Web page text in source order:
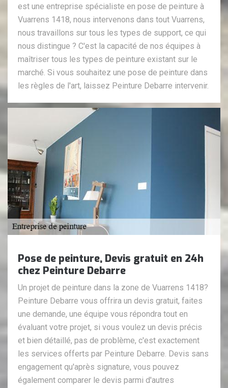
est une entreprise spécialiste en pose de peinture à
Vuarrens 1418, nous intervenons dans tout Vuarrens,
nous travaillons sur tous les types de support, ce qui
nous distingue ? C'est la capacité de nos équipes à
maîtriser tous les types de peinture existant sur le
marché. Si vous souhaitez une pose de peinture dans
les règles de l'art, laissez Peinture Debarre intervenir.
Pose de peinture, Devis gratuit en 24h
chez Peinture Debarre
Un projet de peinture dans la zone de Vuarrens 1418?
Peinture Debarre vous offrira un devis gratuit, faites
une demande, une équipe vous répondra tout en
évaluant votre projet, si vous voulez un devis précis
et bien détaillé, pas de problème, c'est exactement
les services offerts par Peinture Debarre. Devis sans
engagement qu'après signature, vous pouvez
également comparer le devis parmi d'autres